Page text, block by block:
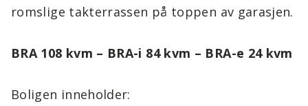
romslige takterrassen på toppen av garasjen.
BRA 108 kvm – BRA-i 84 kvm – BRA-e 24 kvm
Boligen inneholder: